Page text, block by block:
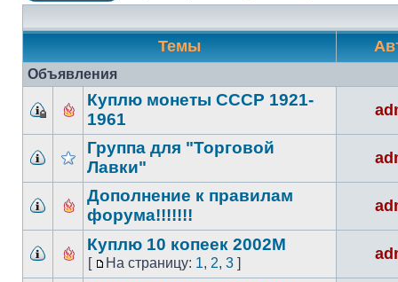
Темы
Объявления
Куплю монеты СССР 1921-
1961
Группа для "Торговой
Лавки"
Дополнение к правилам
форума!!!!!!!
Куплю 10 копеек 2002М
[ На страницу: 1, 2, 3 ]